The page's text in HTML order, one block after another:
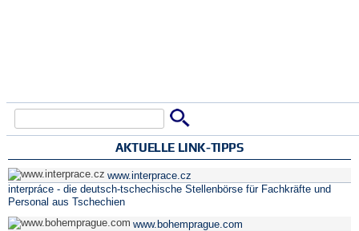
Suchformular
AKTUELLE LINK-TIPPS
www.interprace.cz
interpráce - die deutsch-tschechische Stellenbörse für Fachkräfte und
Personal aus Tschechien
www.bohemprague.com